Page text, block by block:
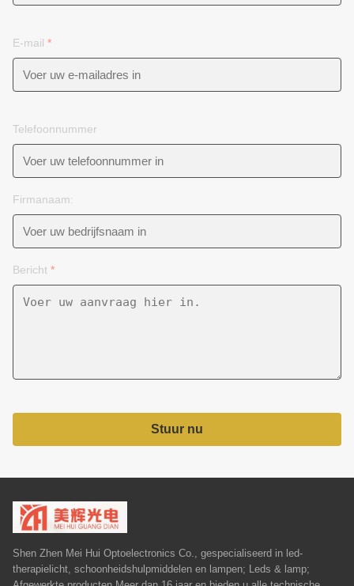
E-mail *
Telefoonnummer
Firmanaam:
Bericht *
Stuur nu
Shen Zhen Mei Hui Optoelectronics Co., gespecialiseerd in led-
therapielicht, schoonheidshulpmiddelen en lampen; Leds & lamp;